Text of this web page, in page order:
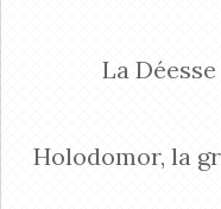
La
Holodomor, la